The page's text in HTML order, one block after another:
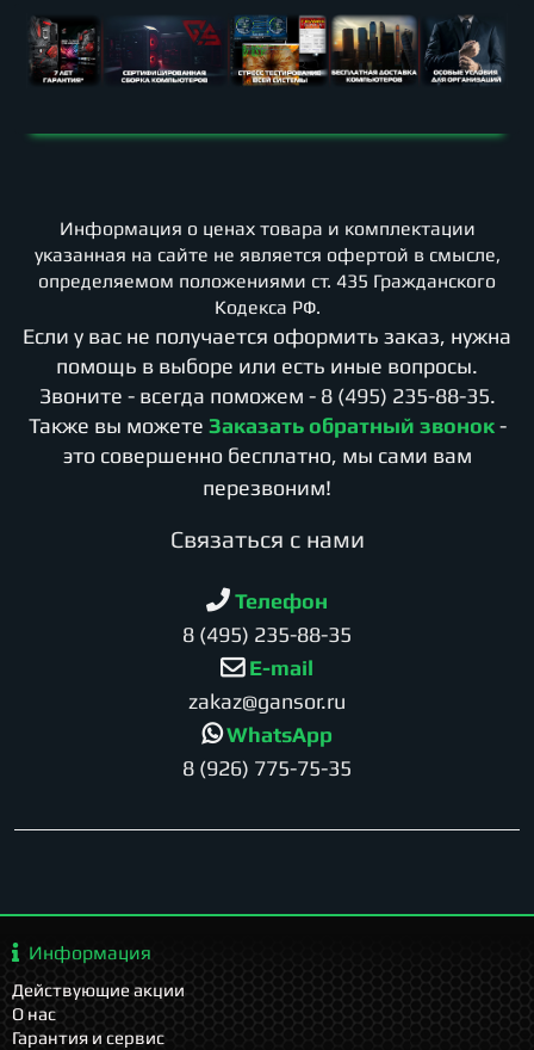
Информация о ценах товара и комплектации
указанная на сайте не является офертой в смысле,
определяемом положениями ст. 435 Гражданского
Кодекса РФ.
Если у вас не получается оформить заказ, нужна
помощь в выборе или есть иные вопросы.
Звоните - всегда поможем - 8 (495) 235-88-35.
Также вы можете Заказать обратный звонок -
это совершенно бесплатно, мы сами вам
перезвоним!
Cвязаться с нами
Телефон
8 (495) 235-88-35
E-mail
zakaz@gansor.ru
WhatsApp
8 (926) 775-75-35
Информация
Действующие акции
О нас
Гарантия и сервис